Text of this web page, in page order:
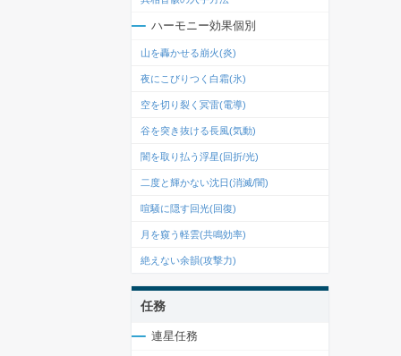
ハーモニー効果個別
山を轟かせる崩火(炎)
夜にこびりつく白霜(氷)
空を切り裂く冥雷(電導)
谷を突き抜ける長風(気動)
闇を取り払う浮星(回折/光)
二度と輝かない沈日(消滅/闇)
喧騒に隠す回光(回復)
月を窺う軽雲(共鳴効率)
絶えない余韻(攻撃力)
任務
連星任務